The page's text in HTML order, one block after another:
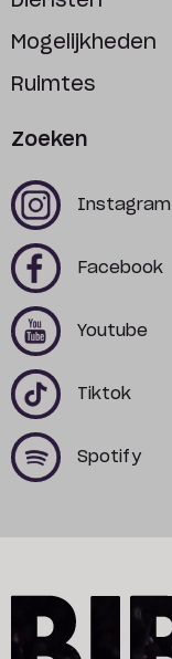
Mogelijkheden
Ruimtes
Zoeken
xx
Instagram
xx
Facebook
xx
Youtube
xx
Tiktok
xx
Spotify